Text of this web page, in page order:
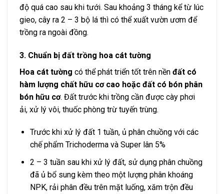
độ quá cao sau khi tưới. Sau khoảng 3 tháng kể từ lúc
gieo, cây ra 2 – 3 bộ lá thì có thể xuất vườn ươm để
trồng ra ngoài đồng.
3. Chuẩn bị đất trồng hoa cát tường
Hoa cát tường có thể phát triển tốt trên nền đất có
hàm lượng chất hữu cơ cao hoặc đất có bón phân
bón hữu cơ. Đất trước khi trồng cần được cày phơi
ải, xử lý vôi, thuốc phòng trừ tuyến trùng.
Trước khi xử lý đất 1 tuần, ủ phân chuồng với các
chế phẩm Trichoderma và Super lân 5%
2 – 3 tuần sau khi xử lý đất, sử dụng phân chuồng
đã ủ bổ sung kèm theo một lượng phân khoáng
NPK, rải phân đều trên mặt luống, xăm trộn đều